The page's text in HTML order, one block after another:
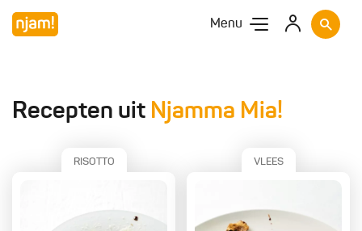
Menu
Recepten uit Njamma Mia!
RISOTTO VLEES